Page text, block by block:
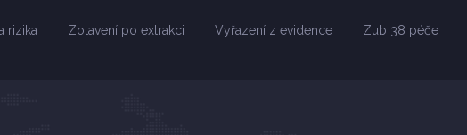
rizika Zotavení po extrakci Vyřazení z evidence Zub 38 péče